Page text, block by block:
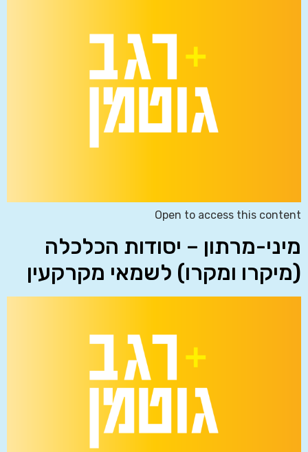
Open to access this content
מיני-מרתון – יסודות הכלכלה
(מיקרו ומקרו) לשמאי מקרקעין